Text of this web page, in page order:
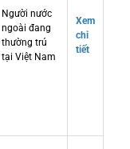
Người nước
ngoài đang
thường trú
tại Việt Nam
Xem
chi
tiết